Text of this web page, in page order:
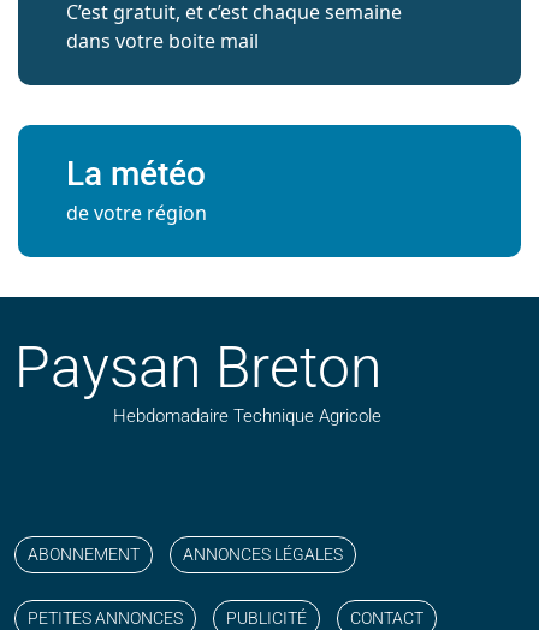
C’est gratuit, et c’est chaque semaine
dans votre boite mail
La météo
de votre région
Paysan Breton
Hebdomadaire Technique Agricole
ABONNEMENT ANNONCES LÉGALES
PETITES ANNONCES PUBLICITÉ CONTACT